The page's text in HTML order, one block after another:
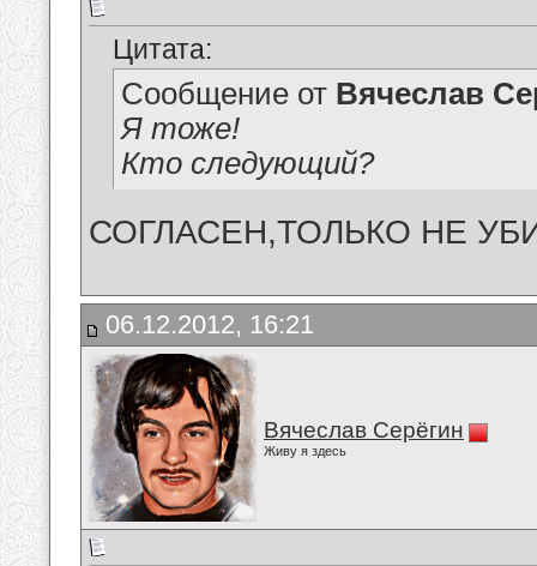
Цитата:
Сообщение от Вячеслав
Я тоже!
Кто следующий?
СОГЛАСЕН,ТОЛЬКО НЕ
06.12.2012, 16:21
Вячеслав Серёгин
Живу я здесь